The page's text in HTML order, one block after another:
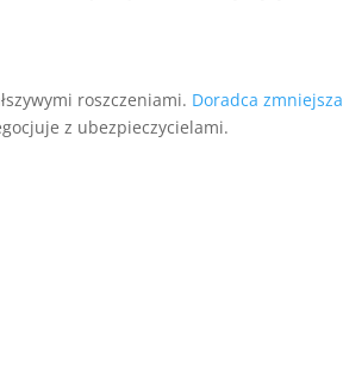
roszczeniami. Doradca zmniejsza
z ubezpieczycielami.